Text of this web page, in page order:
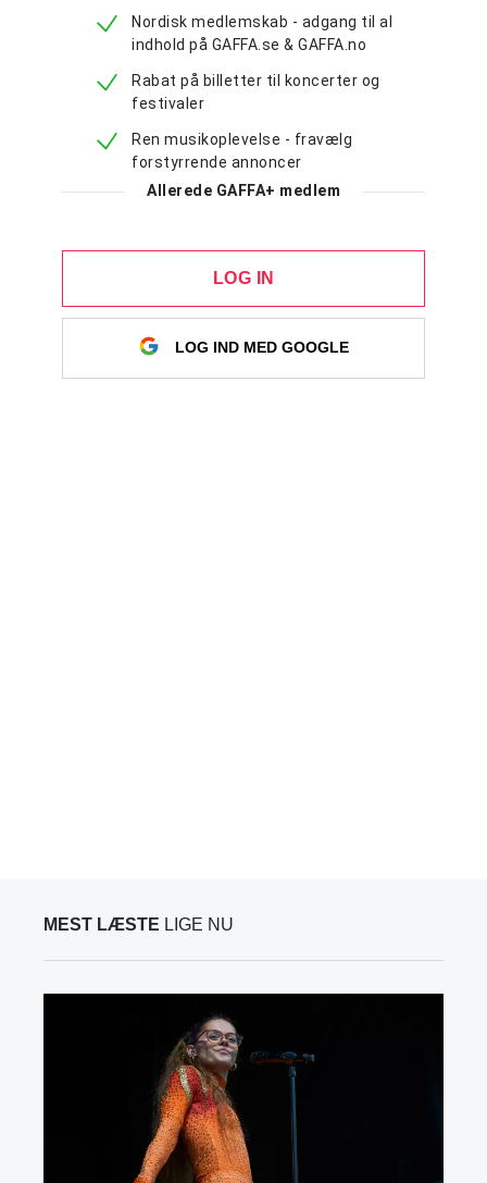
Nordisk medlemskab - adgang til al
indhold på GAFFA.se & GAFFA.no
Rabat på billetter til koncerter og
festivaler
Ren musikoplevelse - fravælg
forstyrrende annoncer
Allerede GAFFA+ medlem
LOG IN
LOG IND MED GOOGLE
MEST LÆSTE LIGE NU